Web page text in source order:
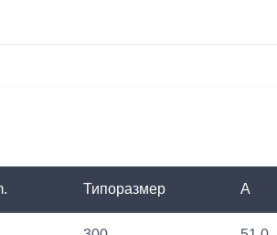
Типоразмер A